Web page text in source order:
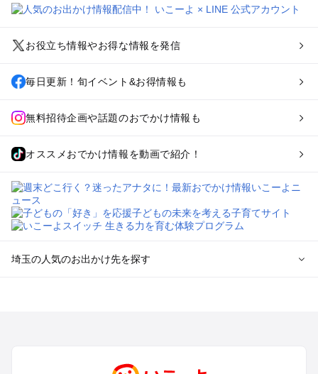
お役立ち情報やお得な情報を発信
毎日更新！旬イベント&お得情報も
無料招待企画や話題のおでかけ情報も
オススメおでかけ情報を動画で紹介！
埼玉の人気のお出かけ先を探す